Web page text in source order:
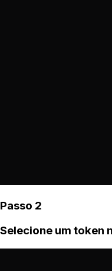
Passo 2
Selecione um token